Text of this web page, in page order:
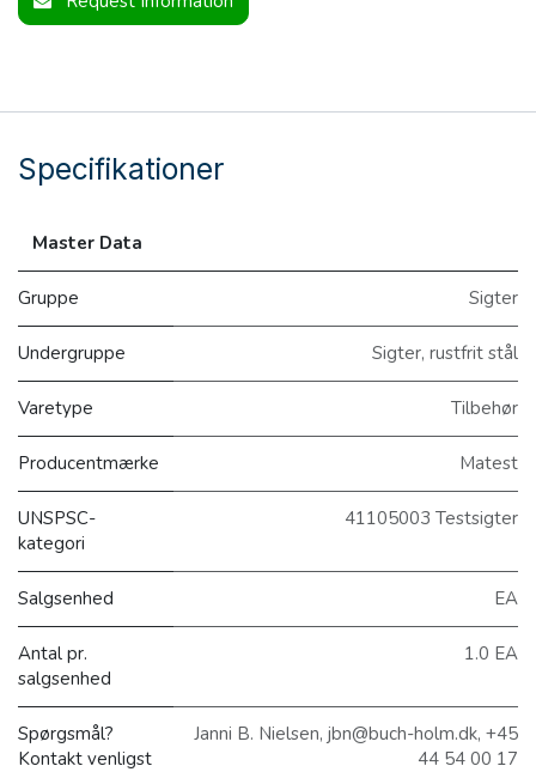
Specifikationer
Master Data
Gruppe Sigter
Undergruppe Sigter, rustfrit stål
Varetype Tilbehør
Producentmærke Matest
UNSPSC-
kategori
41105003 Testsigter
Salgsenhed EA
Antal pr.
salgsenhed
1.0 EA
Spørgsmål?
Kontakt venligst
Janni B. Nielsen, jbn@buch-holm.dk, +45
44 54 00 17